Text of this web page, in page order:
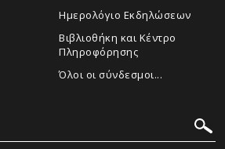
Ημερολόγιο Εκδηλώσεων
Βιβλιοθήκη και Κέντρο
Πληροφόρησης
Όλοι οι σύνδεσμοι...